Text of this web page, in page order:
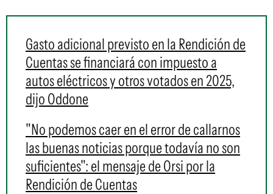
Gasto adicional previsto en la Rendición de
Cuentas se financiará con impuesto a
autos eléctricos y otros votados en 2025,
dijo Oddone
"No podemos caer en el error de callarnos
las buenas noticias porque todavía no son
suficientes": el mensaje de Orsi por la
Rendición de Cuentas